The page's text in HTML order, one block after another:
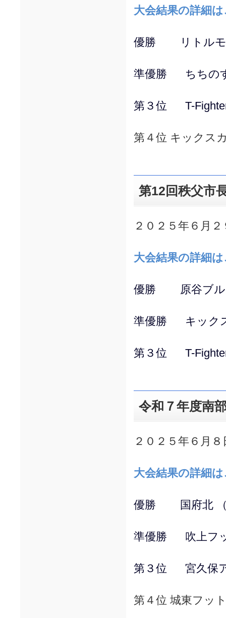
大会結果の詳細
優勝 リトルモ
準優勝 ちちの
第３位 T-
第４位 キックス
第12回秩父市
２０２５年６月
大会結果の詳細
優勝 原谷ブル
準優勝 キック
第３位 T-
令和７年度南
２０２５年６月
大会結果の詳細
優勝 国府北 （
準優勝 吹上フッ
第３位 宮久保ア
第４位 城東フッ